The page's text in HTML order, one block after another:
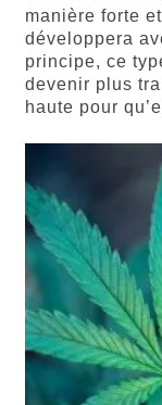
manière forte
développera
principe, ce
devenir plus
haute pour